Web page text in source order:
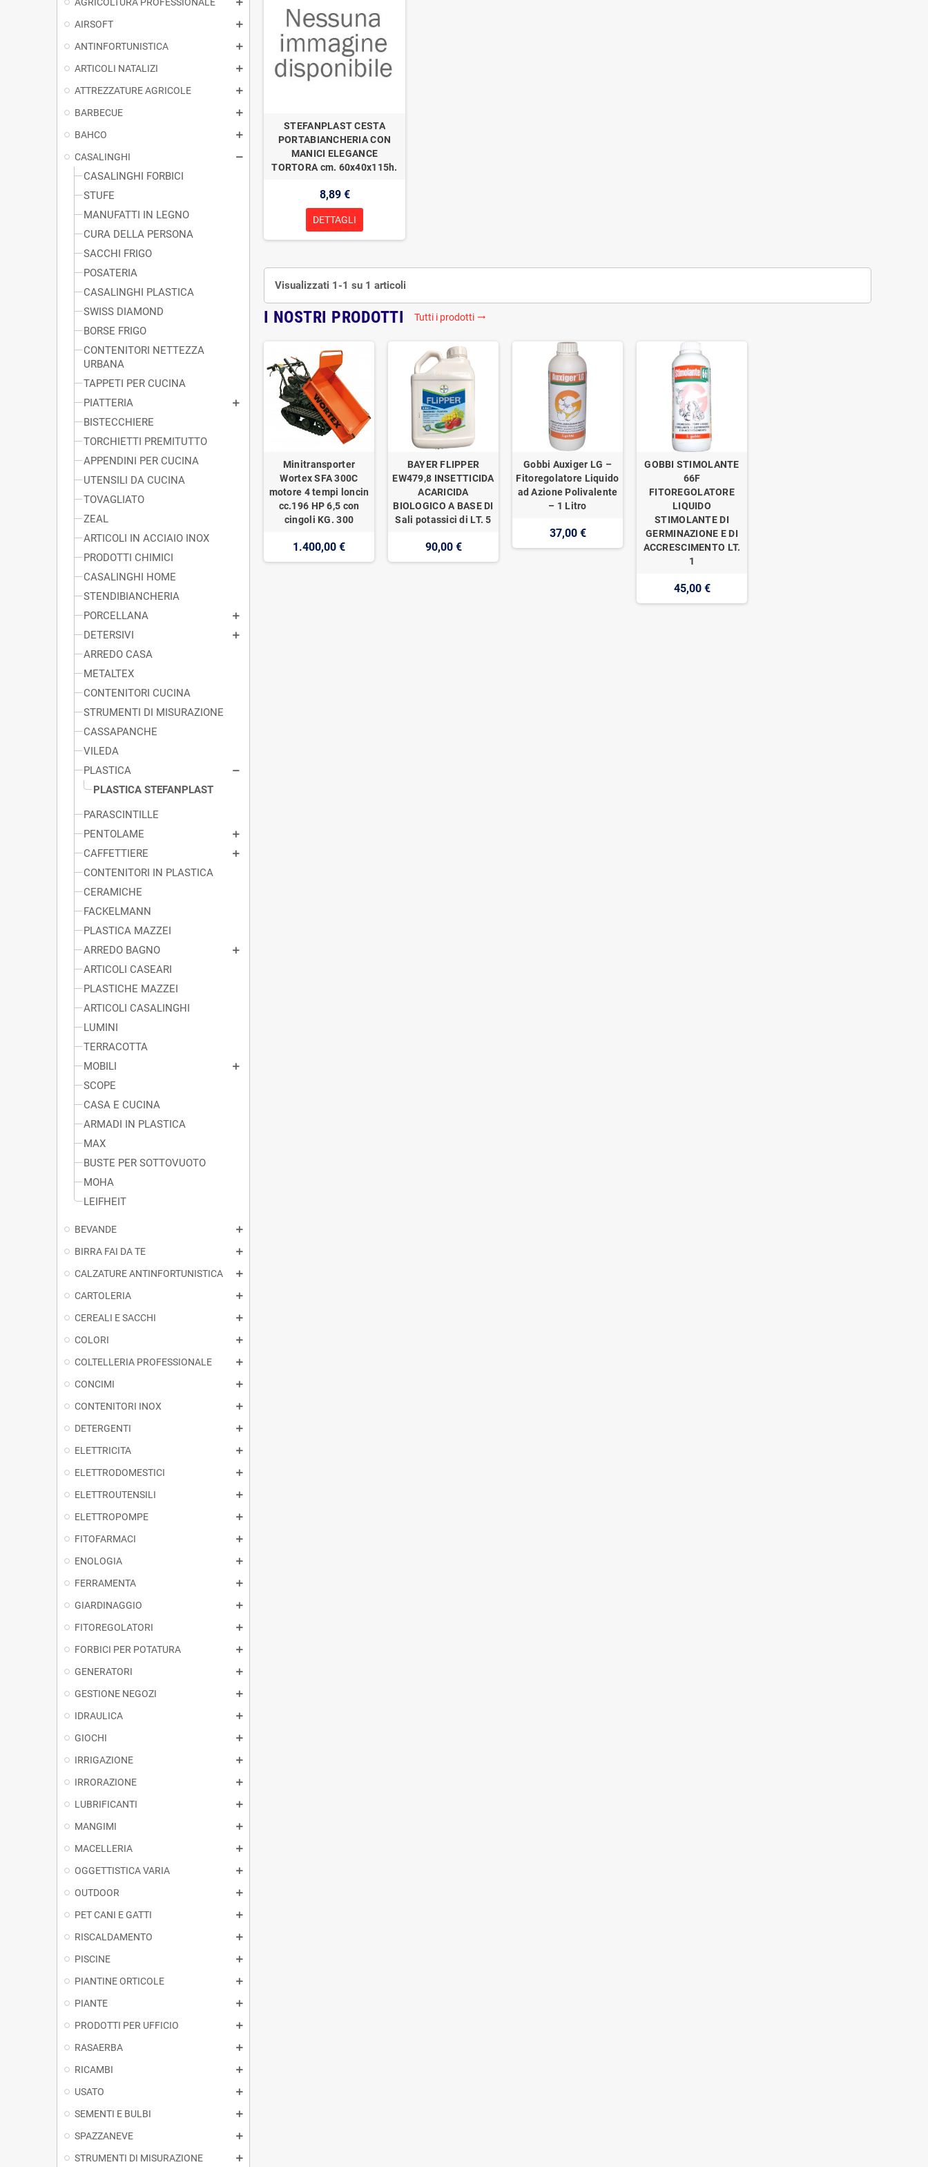
AIRSOFT
ANTINFORTUNISTICA
ARTICOLI NATALIZI
ATTREZZATURE AGRICOLE
BARBECUE
BAHCO
CASALINGHI
CASALINGHI FORBICI
STUFE
MANUFATTI IN LEGNO
CURA DELLA PERSONA
SACCHI FRIGO
POSATERIA
CASALINGHI PLASTICA
SWISS DIAMOND
BORSE FRIGO
CONTENITORI NETTEZZA
URBANA
TAPPETI PER CUCINA
PIATTERIA
BISTECCHIERE
TORCHIETTI PREMITUTTO
APPENDINI PER CUCINA
UTENSILI DA CUCINA
TOVAGLIATO
ZEAL
ARTICOLI IN ACCIAIO INOX
PRODOTTI CHIMICI
CASALINGHI HOME
STENDIBIANCHERIA
PORCELLANA
DETERSIVI
ARREDO CASA
METALTEX
CONTENITORI CUCINA
STRUMENTI DI MISURAZIONE
CASSAPANCHE
VILEDA
PLASTICA
PLASTICA STEFANPLAST
PARASCINTILLE
PENTOLAME
CAFFETTIERE
CONTENITORI IN PLASTICA
CERAMICHE
FACKELMANN
PLASTICA MAZZEI
ARREDO BAGNO
ARTICOLI CASEARI
PLASTICHE MAZZEI
ARTICOLI CASALINGHI
LUMINI
TERRACOTTA
MOBILI
SCOPE
CASA E CUCINA
ARMADI IN PLASTICA
MAX
BUSTE PER SOTTOVUOTO
MOHA
LEIFHEIT
BEVANDE
BIRRA FAI DA TE
CALZATURE ANTINFORTUNISTICA
CARTOLERIA
CEREALI E SACCHI
COLORI
COLTELLERIA PROFESSIONALE
CONCIMI
CONTENITORI INOX
DETERGENTI
ELETTRICITA
ELETTRODOMESTICI
ELETTROUTENSILI
ELETTROPOMPE
FITOFARMACI
ENOLOGIA
FERRAMENTA
GIARDINAGGIO
FITOREGOLATORI
FORBICI PER POTATURA
GENERATORI
GESTIONE NEGOZI
IDRAULICA
GIOCHI
IRRIGAZIONE
IRRORAZIONE
LUBRIFICANTI
MANGIMI
MACELLERIA
OGGETTISTICA VARIA
OUTDOOR
PET CANI E GATTI
RISCALDAMENTO
PISCINE
PIANTINE ORTICOLE
PIANTE
PRODOTTI PER UFFICIO
RASAERBA
RICAMBI
USATO
SEMENTI E BULBI
SPAZZANEVE
STRUMENTI DI MISURAZIONE
STEFANPLAST CESTA
PORTABIANCHERIA CON
MANICI ELEGANCE
TORTORA cm. 60x40x115h.
8,89 €
DETTAGLI
Visualizzati 1-1 su 1 articoli
I NOSTRI PRODOTTI Tutti i prodotti trending_flat
Minitransporter
Wortex SFA 300C
motore 4 tempi loncin
cc.196 HP 6,5 con
cingoli KG. 300
1.400,00 €
BAYER FLIPPER
EW479,8 INSETTICIDA
ACARICIDA
BIOLOGICO A BASE DI
Sali potassici di LT. 5
90,00 €
Gobbi Auxiger LG –
Fitoregolatore Liquido
ad Azione Polivalente
– 1 Litro
37,00 €
GOBBI STIMOLANTE
66F
FITOREGOLATORE
LIQUIDO
STIMOLANTE DI
GERMINAZIONE E DI
ACCRESCIMENTO LT.
1
45,00 €